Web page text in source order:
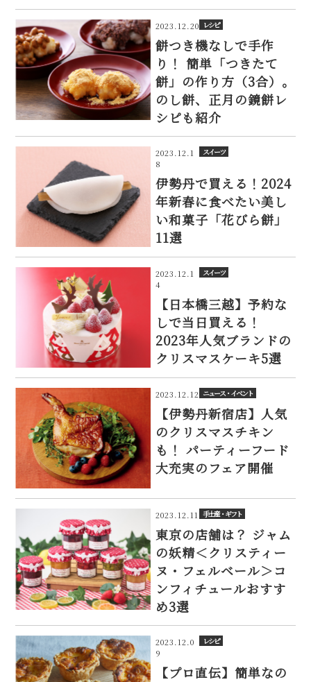
2023.12.20 レシピ
餅つき機なしで手作
り！ 簡単「つきたて
餅」の作り方（3合）。
のし餅、正月の鏡餅レ
シピも紹介
2023.12.1
8
スイーツ
伊勢丹で買える！2024
年新春に食べたい美し
い和菓子「花びら餅」
11選
2023.12.1
4
スイーツ
【日本橋三越】予約な
しで当日買える！
2023年人気ブランドの
クリスマスケーキ5選
2023.12.12 ニュース・イベント
【伊勢丹新宿店】人気
のクリスマスチキン
も！ パーティーフード
大充実のフェア開催
2023.12.11 手土産・ギフト
東京の店舗は？ ジャム
の妖精＜クリスティー
ヌ・フェルベール＞コ
ンフィチュールおすす
め3選
2023.12.0
9
レシピ
【プロ直伝】簡単なの